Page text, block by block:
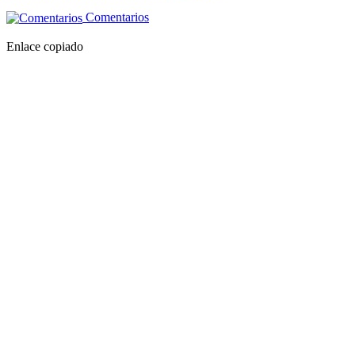
Comentarios
Enlace copiado